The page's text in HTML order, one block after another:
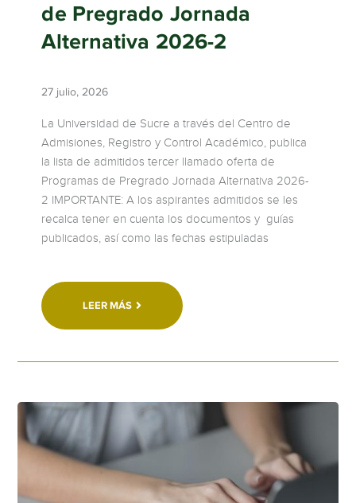
de Pregrado Jornada
Alternativa 2026-2
27 julio, 2026
La Universidad de Sucre a través del Centro de
Admisiones, Registro y Control Académico, publica
la lista de admitidos tercer llamado oferta de
Programas de Pregrado Jornada Alternativa 2026-
2 IMPORTANTE: A los aspirantes admitidos se les
recalca tener en cuenta los documentos y guías
publicados, así como las fechas estipuladas
LEER MÁS